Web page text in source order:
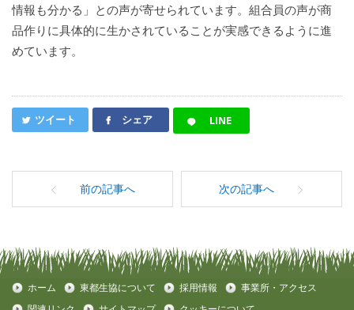
情報も分かる」との声が寄せられています。組合員の声が商
品作りに具体的に生かされていることが実感できるように進
めています。
ツイート シェア LINE
前の記事へ 次の記事へ
ホーム 東都生協について 採用情報
事業所・アクセス